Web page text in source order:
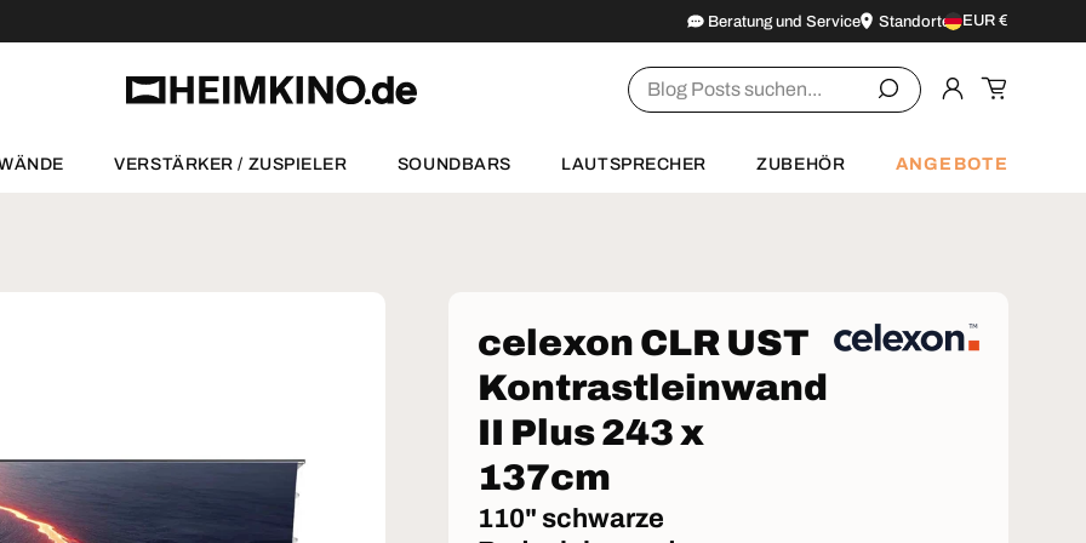
Beratung und Service StandorteLand/Region
EUR €
Suchen
Einloggen
VERSTÄRKER / ZUSPIELER SOUNDBARS LAUTSPRECHER ZUBEHÖR ANGEBOTE
celexon CLR UST
Kontrastleinwand
II Plus 243 x
137cm
110" schwarze